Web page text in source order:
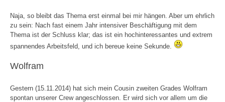
Naja, so bleibt das Thema erst einmal bei mir hängen. Aber um ehrlich
zu sein: Nach fast einem Jahr intensiver Beschäftigung mit dem
Thema ist der Schluss klar; das ist ein hochinteressantes und extrem
spannendes Arbeitsfeld, und ich bereue keine Sekunde.
Wolfram
Gestern (15.11.2014) hat sich mein Cousin zweiten Grades Wolfram
spontan unserer Crew angeschlossen. Er wird sich vor allem um die